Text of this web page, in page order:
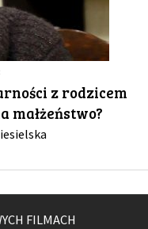
z rodzicem
małżeństwo?
FILMACH